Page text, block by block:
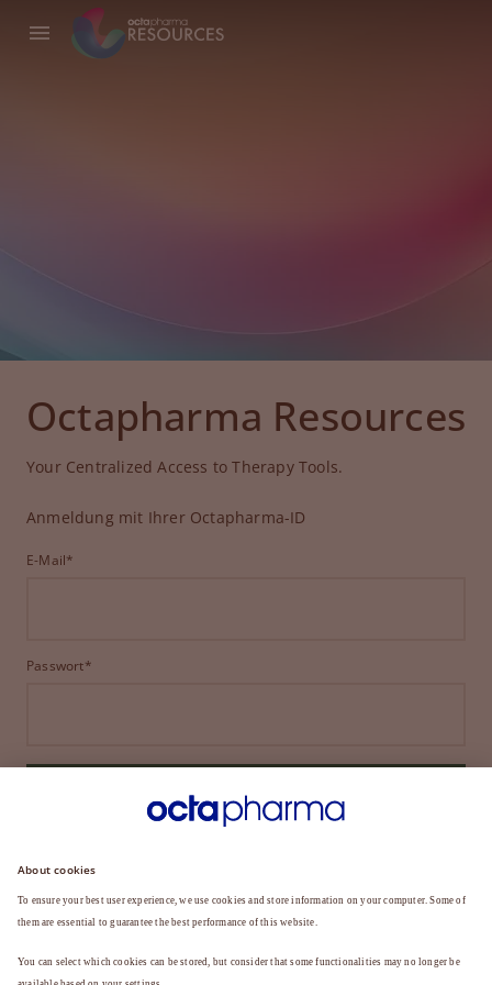
Octapharma Resources
Your Centralized Access to Therapy Tools.
Anmeldung mit Ihrer Octapharma-ID
E-Mail*
Passwort*
ANMELDEN